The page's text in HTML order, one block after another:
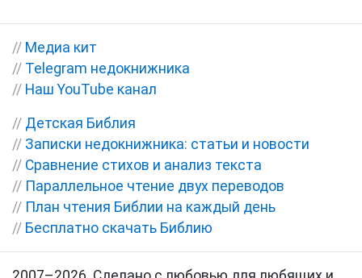
// Медиа кит
// Telegram недокнижника
// Наш YouTube канал
// Детская Библия
// Записки недокнижника: статьи и новости
// Сравнение стихов и анализ текста
// Параллельное чтение двух переводов
// План чтения Библии на каждый день
// Бесплатно скачать Библию